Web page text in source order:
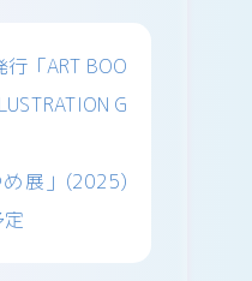
「ART BOO
G
め展」(2025)